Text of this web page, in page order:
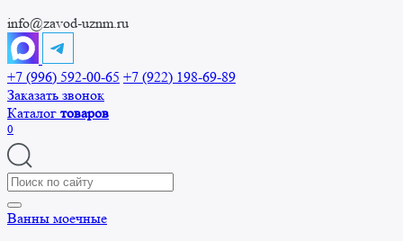
info@zavod-uznm.ru
+7 (996) 592-00-65 +7 (922) 198-69-89
Заказать звонок
Каталог товаров
0
Search
for:
Ванны моечные